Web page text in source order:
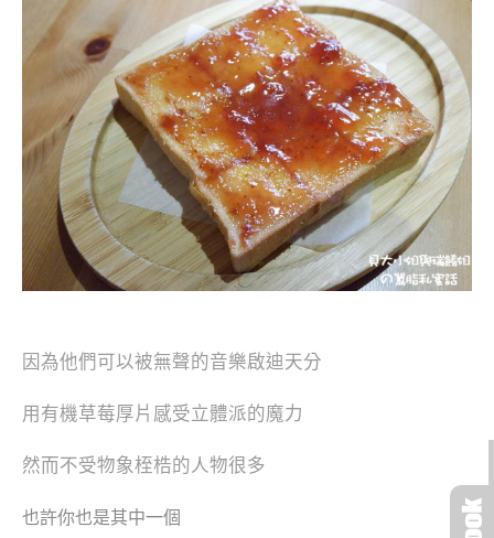
因為他們可以被無聲的音樂啟迪天分
用有機草莓厚片感受立體派的魔力
然而不受物象桎梏的人物很多
也許你也是其中一個